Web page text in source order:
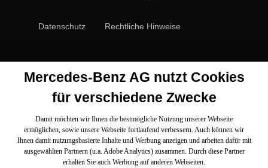
Datenschutz Rechtliche Hinweise
Mercedes-Benz AG nutzt Cookies
für verschiedene Zwecke
Damit möchten wir Ihnen die bestmögliche Nutzung unserer Webseite
ermöglichen, sowie unsere Webseite fortlaufend verbessern. Auch können wir
Ihnen damit nutzungsbasierte Inhalte und Werbung anzeigen und arbeiten dafür mit
ausgewählten Partnern (u.a. Adobe Analytics) zusammen. Durch diese Partner
erhalten Sie auch Werbung auf anderen Webseiten.